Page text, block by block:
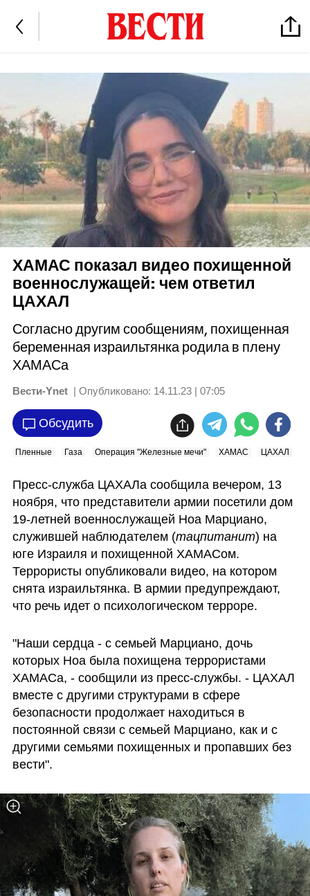
ХАМАС показал видео похищенной
военнослужащей: чем ответил
ЦАХАЛ
Согласно другим сообщениям, похищенная
беременная израильтянка родила в плену
ХАМАСа
Вести-Ynet | Опубликовано: 14.11.23 | 07:05
Обсудить
Пленные Газа Операция "Железные мечи" ХАМАС ЦАХАЛ
Пресс-служба ЦАХАЛа сообщила вечером, 13
ноября, что представители армии посетили дом
19-летней военнослужащей Ноа Марциано,
служившей наблюдателем (тацпитанит) на
юге Израиля и похищенной ХАМАСом.
Террористы опубликовали видео, на котором
снята израильтянка. В армии предупреждают,
что речь идет о психологическом терроре.
"Наши сердца - с семьей Марциано, дочь
которых Ноа была похищена террористами
ХАМАСа, - сообщили из пресс-службы. - ЦАХАЛ
вместе с другими структурами в сфере
безопасности продолжает находиться в
постоянной связи с семьей Марциано, как и с
другими семьями похищенных и пропавших без
вести".